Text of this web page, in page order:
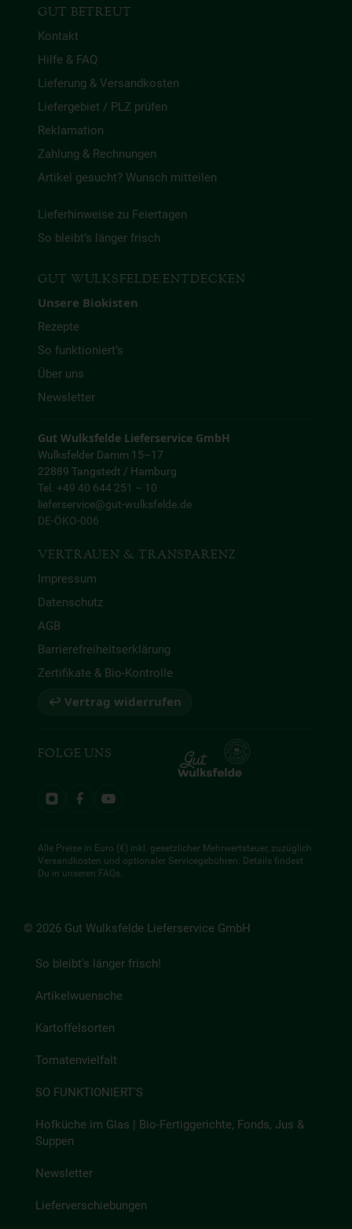
GUT BETREUT
Kontakt
Hilfe & FAQ
Lieferung & Versandkosten
Liefergebiet / PLZ prüfen
Reklamation
Zahlung & Rechnungen
Artikel gesucht? Wunsch mitteilen
Lieferhinweise zu Feiertagen
So bleibt’s länger frisch
GUT WULKSFELDE ENTDECKEN
Unsere Biokisten
Rezepte
So funktioniert’s
Über uns
Newsletter
Gut Wulksfelde Lieferservice GmbH
Wulksfelder Damm 15–17
22889 Tangstedt / Hamburg
Tel. +49 40 644 251 – 10
lieferservice@gut-wulksfelde.de
DE-ÖKO-006
VERTRAUEN & TRANSPARENZ
Impressum
Datenschutz
AGB
Barrierefreiheitserklärung
Zertifikate & Bio-Kontrolle
↩ Vertrag widerrufen
FOLGE UNS
Alle Preise in Euro (€) inkl. gesetzlicher Mehrwertsteuer, zuzüglich
Versandkosten und optionaler Servicegebühren. Details findest
Du in unseren FAQs.
© 2026 Gut Wulksfelde Lieferservice GmbH
So bleibt's länger frisch!
Artikelwuensche
Kartoffelsorten
Tomatenvielfalt
SO FUNKTIONIERT'S
Hofküche im Glas | Bio-Fertiggerichte, Fonds, Jus &
Suppen
Newsletter
Lieferverschiebungen